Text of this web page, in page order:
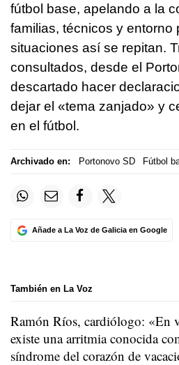
fútbol base, apelando a la
familias, técnicos y entorno
situaciones así se repitan.
consultados, desde el
descartado hacer
dejar el «tema zanjado» y
en el fútbol.
Archivado en: Portonovo SD Fútbol
Añade a La Voz de Galicia en Google
También en La Voz
Ramón Ríos, cardiólogo: «En
existe una arritmia conocida
síndrome del corazón de